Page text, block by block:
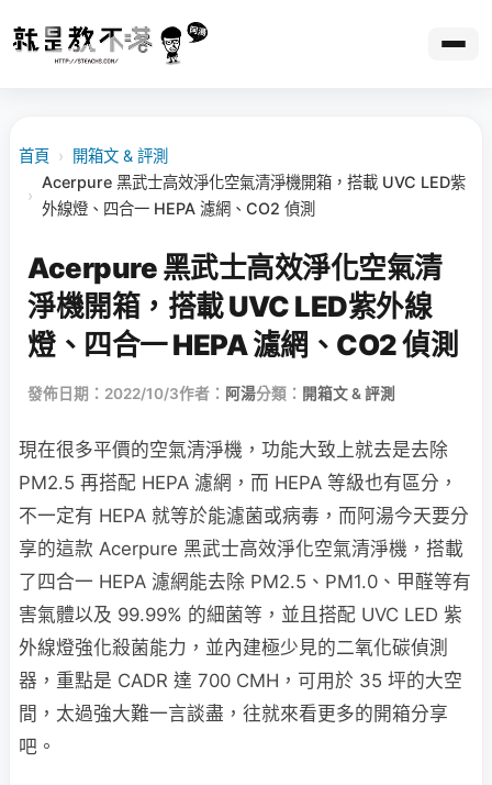
首頁 › 開箱文 & 評測
›
Acerpure 黑武士高效淨化空氣清淨機開箱，搭載 UVC LED紫
外線燈、四合一 HEPA 濾網、CO2 偵測
Acerpure 黑武士高效淨化空氣清
淨機開箱，搭載 UVC LED紫外線
燈、四合一 HEPA 濾網、CO2 偵測
發佈日期：2022/10/3作者： 阿湯分類： 開箱文 & 評測
現在很多平價的空氣清淨機，功能大致上就去是去除
PM2.5 再搭配 HEPA 濾網，而 HEPA 等級也有區分，
不一定有 HEPA 就等於能濾菌或病毒，而阿湯今天要分
享的這款 Acerpure 黑武士高效淨化空氣清淨機，搭載
了四合一 HEPA 濾網能去除 PM2.5、PM1.0、甲醛等有
害氣體以及 99.99% 的細菌等，並且搭配 UVC LED 紫
外線燈強化殺菌能力，並內建極少見的二氧化碳偵測
器，重點是 CADR 達 700 CMH，可用於 35 坪的大空
間，太過強大難一言談盡，往就來看更多的開箱分享
吧。